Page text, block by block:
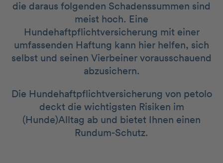
die daraus folgenden Schadenssummen sind
meist hoch. Eine
Hundehaftpflichtversicherung mit einer
umfassenden Haftung kann hier helfen, sich
selbst und seinen Vierbeiner vorausschauend
abzusichern.
Die Hundehaftpflichtversicherung von petolo
deckt die wichtigsten Risiken im
(Hunde)Alltag ab und bietet Ihnen einen
Rundum-Schutz.